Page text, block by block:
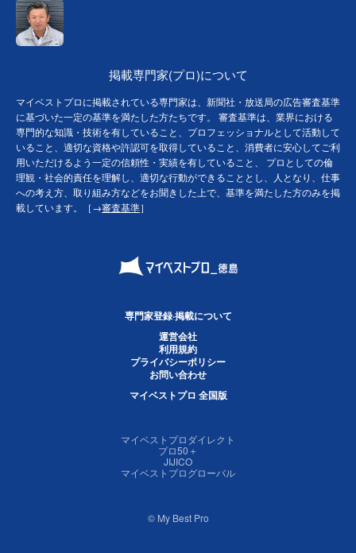
掲載専門家(プロ)について
マイベストプロに掲載されている専門家は、新聞社・放送局の広告審査基準
に基づいた一定の基準を満たした方たちです。 審査基準は、業界における
専門的な知識・技術を有していること、プロフェッショナルとして活動して
いること、適切な資格や許認可を取得していること、消費者に安心してご利
用いただけるよう一定の信頼性・実績を有していること、 プロとしての倫
理観・社会的責任を理解し、適切な行動ができることとし、人となり、仕事
への考え方、取り組み方などをお聞きした上で、基準を満たした方のみを掲
載しています。［→審査基準］
専門家登録·掲載について
運営会社
利用規約
プライバシーポリシー
お問い合わせ
マイベストプロ 全国版
マイベストプロダイレクト
プロ50＋
JIJICO
マイベストプログローバル
© My Best Pro